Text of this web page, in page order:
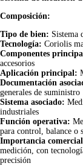
Composición:
Tipo de bien: Sistema
Tecnología: Coriolis
Componentes
accesorios
Aplicación principal:
Documentación
generales de
Sistema asociado:
industriales
Función operativa:
para control, balance o
Importancia
medición, con
precisión